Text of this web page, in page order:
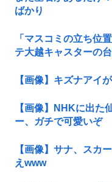
ばかり
「マスコミの立ち位
テ大越キャスターの
【画像】キズナアイ
【画像】NHKに出た
ー、ガチで可愛いぞ
【画像】サナ、スカ
えwww